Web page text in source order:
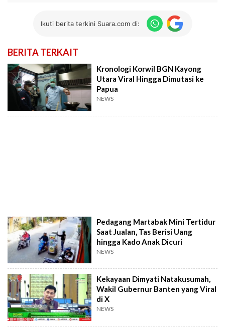
Ikuti berita terkini Suara.com di:
BERITA TERKAIT
Kronologi Korwil BGN Kayong
Utara Viral Hingga Dimutasi ke
Papua
NEWS
Pedagang Martabak Mini Tertidur
Saat Jualan, Tas Berisi Uang
hingga Kado Anak Dicuri
NEWS
Kekayaan Dimyati Natakusumah,
Wakil Gubernur Banten yang Viral
di X
NEWS